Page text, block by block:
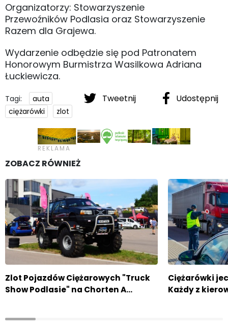
Organizatorzy: Stowarzyszenie
Przewoźników Podlasia oraz Stowarzyszenie
Razem dla Grajewa.
Wydarzenie odbędzie się pod Patronatem
Honorowym Burmistrza Wasilkowa Adriana
Łuckiewicza.
Tweetnij Udostępnij
Tagi:
auta
ciężarówki
zlot
ZOBACZ RÓWNIEŻ
Zlot Pojazdów Ciężarowych "Truck
Show Podlasie" na Chorten A…
Ciężarówki
Każdy z